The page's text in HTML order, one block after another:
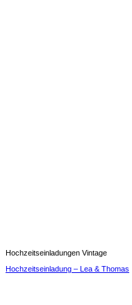
Hochzeitseinladungen Vintage
Hochzeitseinladung – Lea & Thomas